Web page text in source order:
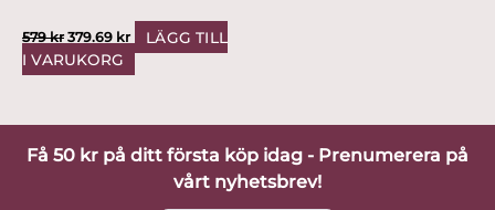
579kr 379.69 kr
LÄGG TILL
I VARUKORG
Få 50 kr på ditt första köp idag - Prenumerera på
vårt nyhetsbrev!